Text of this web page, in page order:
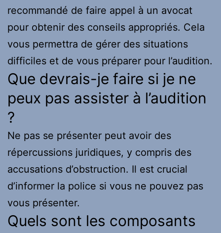
recommandé de faire appel à un avocat
pour obtenir des conseils appropriés. Cela
vous permettra de gérer des situations
difficiles et de vous préparer pour l’audition.
Que devrais-je faire si je ne
peux pas assister à l’audition
?
Ne pas se présenter peut avoir des
répercussions juridiques, y compris des
accusations d’obstruction. Il est crucial
d’informer la police si vous ne pouvez pas
vous présenter.
Quels sont les composants